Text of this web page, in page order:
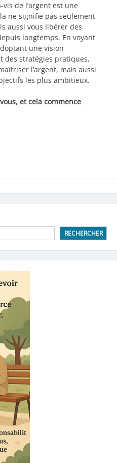
de l’argent est une
ne signifie pas seulement
aussi vous libérer des
longtemps. En voyant
une vision
des stratégies pratiques,
l’argent, mais aussi
les plus ambitieux.
et cela commence
RECHERCHER